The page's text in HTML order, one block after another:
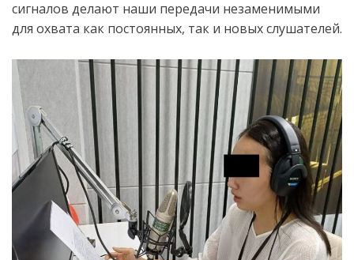
сигналов делают наши передачи незаменимыми
для охвата как постоянных, так и новых слушателей.